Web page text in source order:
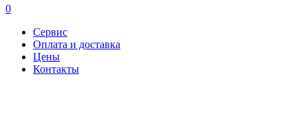
0
Сервис
Оплата и доставка
Цены
Контакты